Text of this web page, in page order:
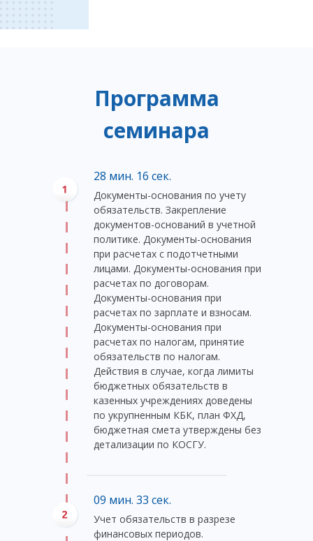
28 мин. 16 сек.
Документы-основания по учету
обязательств. Закрепление
документов-оснований в учетной
политике. Документы-основания
при расчетах с подотчетными
лицами. Документы-основания при
расчетах по договорам.
Документы-основания при
расчетах по зарплате и взносам.
Документы-основания при
расчетах по налогам, принятие
обязательств по налогам.
Действия в случае, когда лимиты
бюджетных обязательств в
казенных учреждениях доведены
по укрупненным КБК, план ФХД,
бюджетная смета утверждены без
детализации по КОСГУ.
09 мин. 33 сек.
Учет обязательств в разрезе
финансовых периодов.
Программа
семинара